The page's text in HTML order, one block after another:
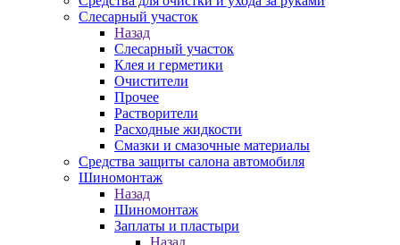
Слесарный участок
Назад
Слесарный участок
Клея и герметики
Очистители
Прочее
Растворители
Расходные жидкости
Смазки и смазочные материалы
Средства защиты салона автомобиля
Шиномонтаж
Назад
Шиномонтаж
Заплаты и пластыри
Назад